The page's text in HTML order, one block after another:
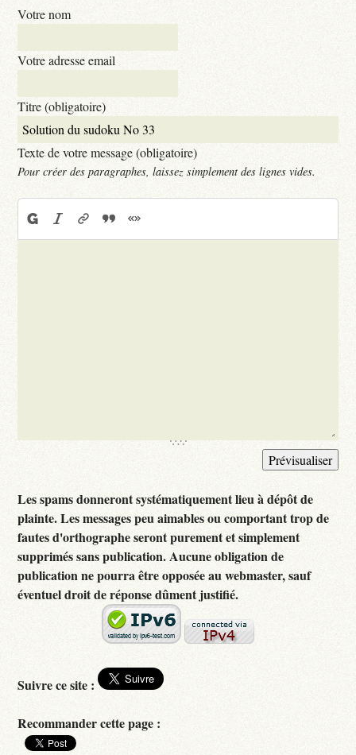
Votre nom
Votre adresse email
Titre (obligatoire)
Texte de votre message (obligatoire)
Pour créer des paragraphes, laissez simplement des lignes vides.
Les spams donneront systématiquement lieu à dépôt de
plainte. Les messages peu aimables ou comportant trop de
fautes d'orthographe seront purement et simplement
supprimés sans publication. Aucune obligation de
publication ne pourra être opposée au webmaster, sauf
éventuel droit de réponse dûment justifié.
Suivre ce site :
Recommander cette page :